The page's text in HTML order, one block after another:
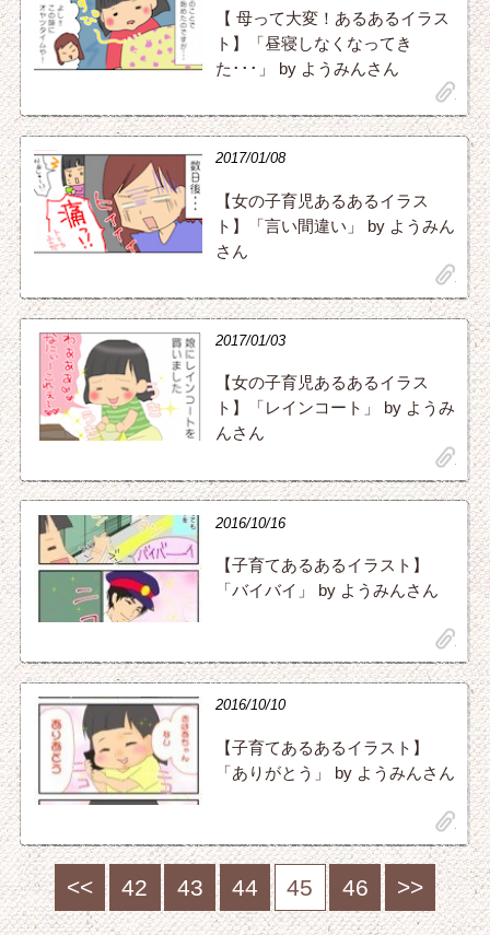
【 母って大変！あるあるイラス
ト】「昼寝しなくなってき
た･･･」 by ようみんさん
clip
2017/01/08
【女の子育児あるあるイラス
ト】「言い間違い」 by ようみん
さん
clip
2017/01/03
【女の子育児あるあるイラス
ト】「レインコート」 by ようみ
んさん
clip
2016/10/16
【子育てあるあるイラスト】
「バイバイ」 by ようみんさん
clip
2016/10/10
【子育てあるあるイラスト】
「ありがとう」 by ようみんさん
clip
<< 42 43 44 45 46 >>